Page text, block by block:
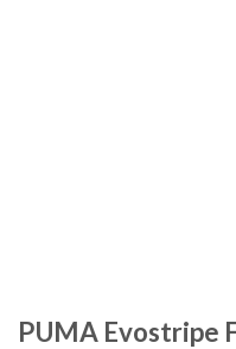
PUMA Evostripe